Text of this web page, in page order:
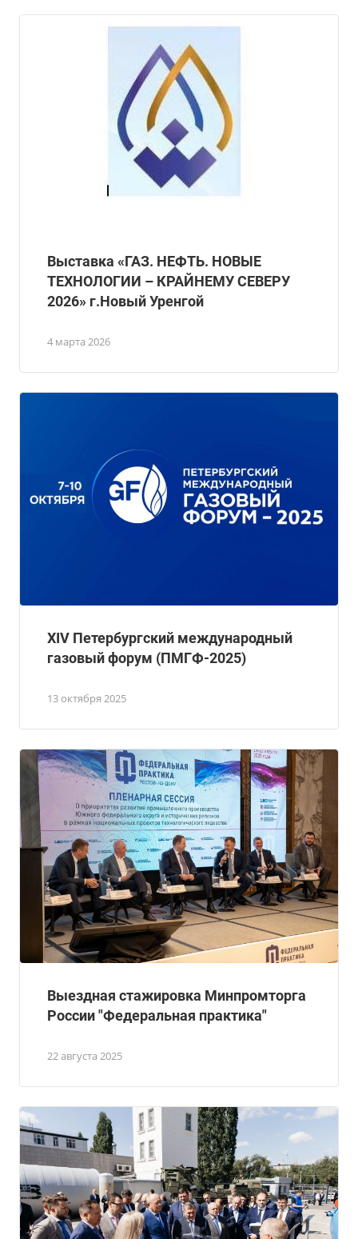
4 марта 2026
Выставка «ГАЗ. НЕФТЬ. НОВЫЕ
ТЕХНОЛОГИИ – КРАЙНЕМУ СЕВЕРУ
2026» г.Новый Уренгой
13 октября 2025
XIV Петербургский международный
газовый форум (ПМГФ-2025)
22 августа 2025
Выездная стажировка Минпромторга
России "Федеральная практика"